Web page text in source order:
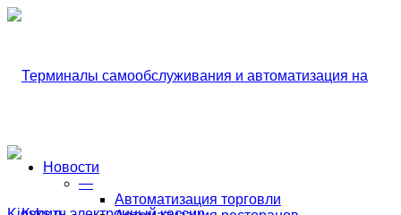
Новости
—
Автоматизация торговли